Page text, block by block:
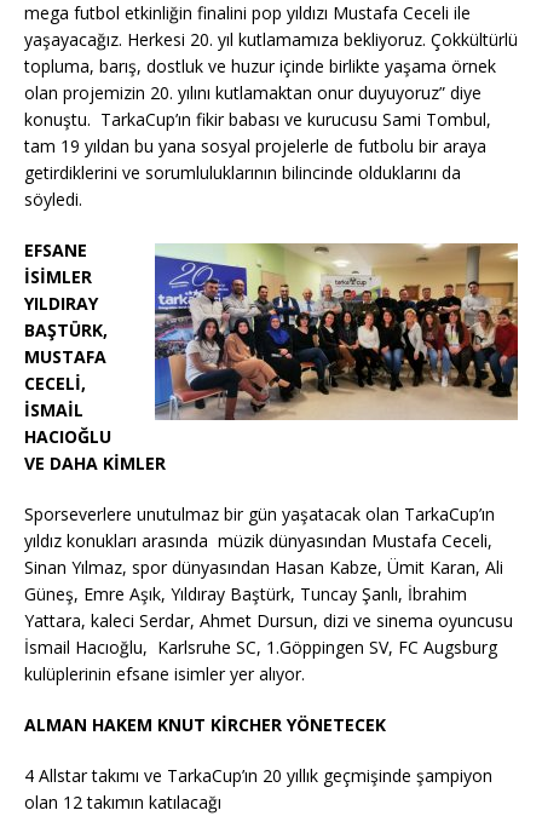
mega futbol etkinliğin finalini pop yıldızı Mustafa Ceceli ile
yaşayacağız. Herkesi 20. yıl kutlamamıza bekliyoruz. Çokkültürlü
topluma, barış, dostluk ve huzur içinde birlikte yaşama örnek
olan projemizin 20. yılını kutlamaktan onur duyuyoruz” diye
konuştu. TarkaCup’ın fikir babası ve kurucusu Sami Tombul,
tam 19 yıldan bu yana sosyal projelerle de futbolu bir araya
getirdiklerini ve sorumluluklarının bilincinde olduklarını da
söyledi.
EFSANE
İSİMLER
YILDIRAY
BAŞTÜRK,
MUSTAFA
CECELİ,
İSMAİL
HACIOĞLU
VE DAHA KİMLER
Sporseverlere unutulmaz bir gün yaşatacak olan TarkaCup’ın
yıldız konukları arasında müzik dünyasından Mustafa Ceceli,
Sinan Yılmaz, spor dünyasından Hasan Kabze, Ümit Karan, Ali
Güneş, Emre Aşık, Yıldıray Baştürk, Tuncay Şanlı, İbrahim
Yattara, kaleci Serdar, Ahmet Dursun, dizi ve sinema oyuncusu
İsmail Hacıoğlu, Karlsruhe SC, 1.Göppingen SV, FC Augsburg
kulüplerinin efsane isimler yer alıyor.
ALMAN HAKEM KNUT KİRCHER YÖNETECEK
4 Allstar takımı ve TarkaCup’ın 20 yıllık geçmişinde şampiyon
olan 12 takımın katılacağı